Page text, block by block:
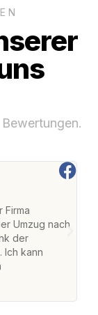
Firma
Umzug nach
der
Ich kann